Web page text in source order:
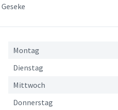
Montag
Dienstag
Mittwoch
Donnerstag